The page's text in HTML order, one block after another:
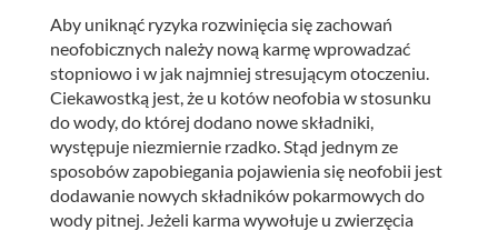
Aby uniknąć ryzyka rozwinięcia się zachowań
neofobicznych należy nową karmę wprowadzać
stopniowo i w jak najmniej stresującym otoczeniu.
Ciekawostką jest, że u kotów neofobia w stosunku
do wody, do której dodano nowe składniki,
występuje niezmiernie rzadko. Stąd jednym ze
sposobów zapobiegania pojawienia się neofobii jest
dodawanie nowych składników pokarmowych do
wody pitnej. Jeżeli karma wywołuje u zwierzęcia